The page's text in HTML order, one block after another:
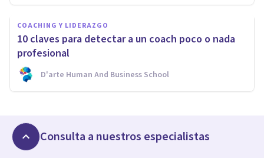
COACHING Y LIDERAZGO
10 claves para detectar a un coach poco o nada
profesional
D'arte Human And Business School
Consulta a nuestros especialistas